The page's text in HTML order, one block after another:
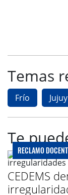
Temas
Frío Jujuy
Te
RECLAMO
CEDEMS